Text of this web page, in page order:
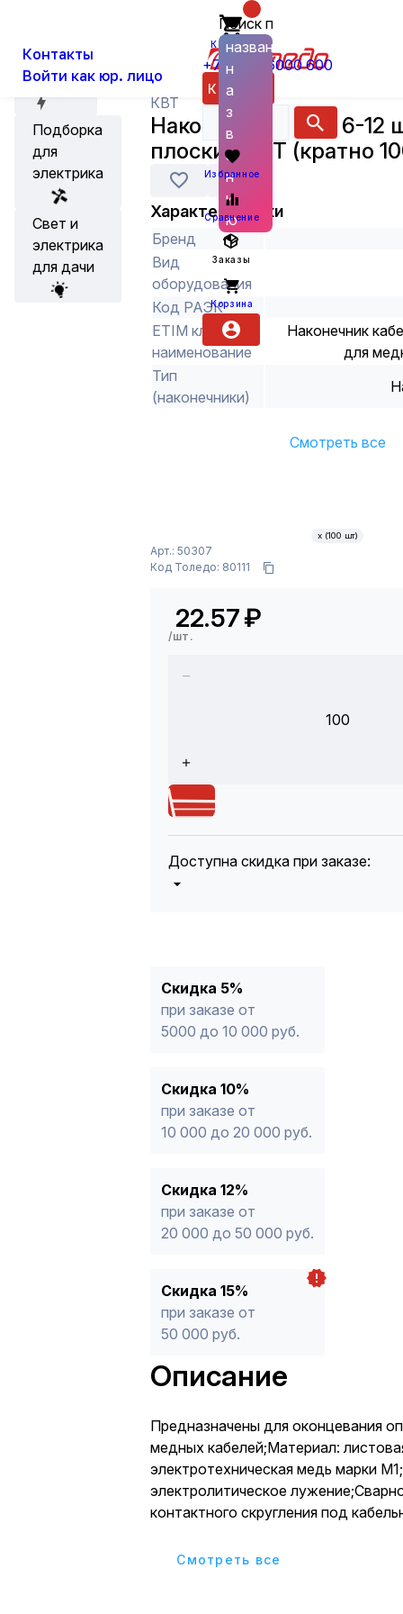
Контакты
Войти как юр. лицо
Корзина
+7 (800) 6000 600
Каталог
Поиск по
названию
н
а
з
в
а
н
и
ю
Избранное
Сравнение
Заказы
Корзина
Акции
Подборка
для
электрика
Свет и
электрика
для дачи
Кабельная арматура
КВТ
Наконечник НШП 6-12
плоский КВТ (кратно
Характеристики
Бренд
Вид
оборудования
Код РАЭК
ETIM класс
наименование
Наконечник
для
Тип
(наконечники)
Смотреть все
Арт.: 50307
Код Толедо: 80111
22.57₽
/шт.
х (100 шт)
100
Доступна скидка при заказе:
* -Для заказов, состоящих
продукции, максимальная скидка
Скидка 5%
при заказе от
5000 до 10 000 руб.
Скидка 10%
при заказе от
10 000 до 20 000 руб.
Скидка 12%
при заказе от
20 000 до 50 000 руб.
Скидка 15%
при заказе от
50 000 руб.
Описание
Предназначены для оконцевания
медных кабелей;Материал:
электротехническая медь марки
электролитическое
контактного скругления под
надежность
Cмотреть все